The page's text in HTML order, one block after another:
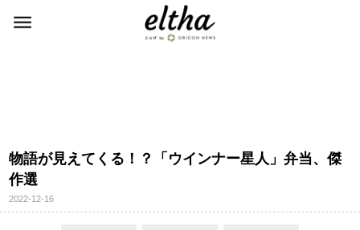
物語が見えてくる！？「ウインナー星人」弁当、傑
作選
2022-12-16